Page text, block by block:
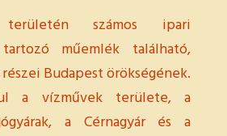
számos ipari
műemlék található,
Budapest örökségének.
a vízművek területe, a
a Cérnagyár és a